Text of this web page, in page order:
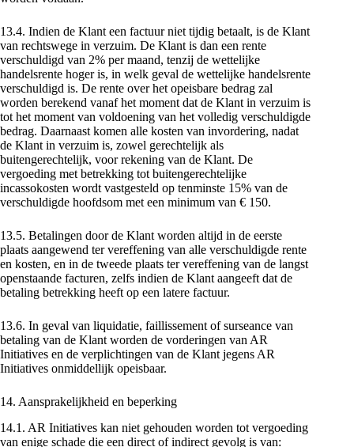
13.4. Indien de Klant een factuur niet tijdig betaalt, is de Klant
van rechtswege in verzuim. De Klant is dan een rente
verschuldigd van 2% per maand, tenzij de wettelijke
handelsrente hoger is, in welk geval de wettelijke handelsrente
verschuldigd is. De rente over het opeisbare bedrag zal
worden berekend vanaf het moment dat de Klant in verzuim is
tot het moment van voldoening van het volledig verschuldigde
bedrag. Daarnaast komen alle kosten van invordering, nadat
de Klant in verzuim is, zowel gerechtelijk als
buitengerechtelijk, voor rekening van de Klant. De
vergoeding met betrekking tot buitengerechtelijke
incassokosten wordt vastgesteld op tenminste 15% van de
verschuldigde hoofdsom met een minimum van € 150.
13.5. Betalingen door de Klant worden altijd in de eerste
plaats aangewend ter vereffening van alle verschuldigde rente
en kosten, en in de tweede plaats ter vereffening van de langst
openstaande facturen, zelfs indien de Klant aangeeft dat de
betaling betrekking heeft op een latere factuur.
13.6. In geval van liquidatie, faillissement of surseance van
betaling van de Klant worden de vorderingen van AR
Initiatives en de verplichtingen van de Klant jegens AR
Initiatives onmiddellijk opeisbaar.
14. Aansprakelijkheid en beperking
14.1. AR Initiatives kan niet gehouden worden tot vergoeding
van enige schade die een direct of indirect gevolg is van: